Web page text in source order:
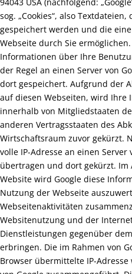
sog. „Cookies“, also
gespeichert werden und die
Webseite durch Sie
Informationen über Ihre
der Regel an einen Server von
dort gespeichert. Aufgrund der
auf diesen Webseiten, wird Ihre
innerhalb von Mitgliedstaaten
anderen Vertragsstaaten des
Wirtschaftsraum zuvor gekürzt.
volle IP-Adresse an einen Server
übertragen und dort gekürzt.
Website wird Google diese
Nutzung der Webseite
Webseitenaktivitäten
Websitenutzung und der
Dienstleistungen gegenüber
erbringen. Die im Rahmen von
Browser übermittelte IP-